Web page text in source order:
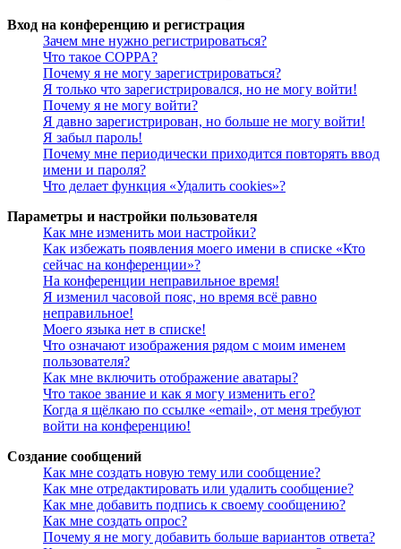
Вход на конференцию и регистрация
Зачем мне нужно регистрироваться?
Что такое COPPA?
Почему я не могу зарегистрироваться?
Я только что зарегистрировался, но не могу войти!
Почему я не могу войти?
Я давно зарегистрирован, но больше не могу войти!
Я забыл пароль!
Почему мне периодически приходится повторять ввод
имени и пароля?
Что делает функция «Удалить cookies»?
Параметры и настройки пользователя
Как мне изменить мои настройки?
Как избежать появления моего имени в списке «Кто
сейчас на конференции»?
На конференции неправильное время!
Я изменил часовой пояс, но время всё равно
неправильное!
Моего языка нет в списке!
Что означают изображения рядом с моим именем
пользователя?
Как мне включить отображение аватары?
Что такое звание и как я могу изменить его?
Когда я щёлкаю по ссылке «email», от меня требуют
войти на конференцию!
Создание сообщений
Как мне создать новую тему или сообщение?
Как мне отредактировать или удалить сообщение?
Как мне добавить подпись к своему сообщению?
Как мне создать опрос?
Почему я не могу добавить больше вариантов ответа?